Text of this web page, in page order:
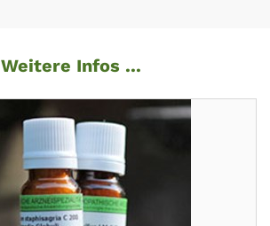
Weitere Infos ...